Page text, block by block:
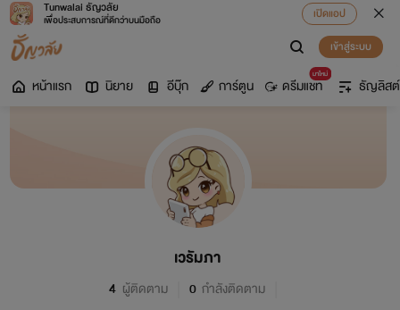
Tunwalai ธัญวลัย
เพื่อประสบการณ์ที่ดีกว่าบนมือถือ
เปิดแอป
เข้าสู่ระบบ
หน้าแรก นิยาย อีบุ๊ก การ์ตูน
มาใหม่
ดรีมแชท ธัญลิสต์
เวรัมภา
4 ผู้ติดตาม 0 กำลังติดตาม